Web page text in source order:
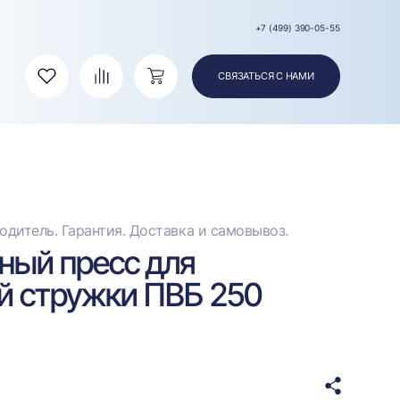
+7 (499) 390-05-55
Избранное СравнениеКорзина СВЯЗАТЬСЯ С НАМИ
Гарантия. Доставка и самовывоз.
пресс для
стружки ПВБ 250